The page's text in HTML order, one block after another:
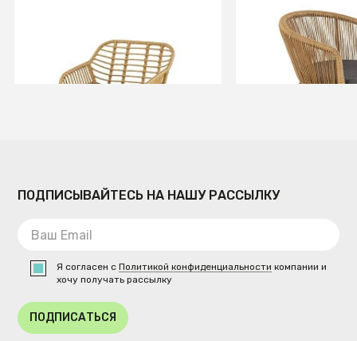
В КОРЗИНУ
Стул кухонный
(натуральный/
В
ПОДПИСЫВАЙТЕСЬ НА НАШУ РАССЫЛКУ
Я согласен сПолитикой конфиденциальности компании и
хочу получать рассылку
ПОДПИСАТЬСЯ